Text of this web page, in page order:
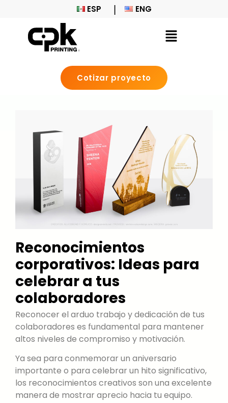
ESP ENG
Cotizar proyecto
Reconocimientos
corporativos: Ideas para
celebrar a tus
colaboradores
Reconocer el arduo trabajo y dedicación de tus
colaboradores es fundamental para mantener
altos niveles de compromiso y motivación.
Ya sea para conmemorar un aniversario
importante o para celebrar un hito significativo,
los reconocimientos creativos son una excelente
manera de mostrar aprecio hacia tu equipo.